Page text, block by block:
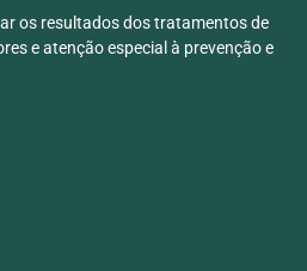
os resultados dos tratamentos de
e atenção especial à prevenção e